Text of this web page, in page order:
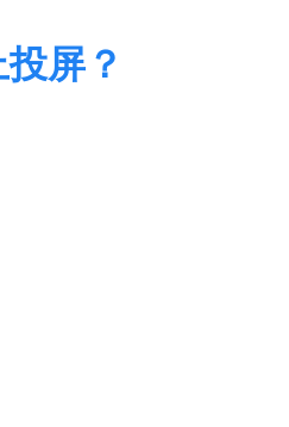
屏？